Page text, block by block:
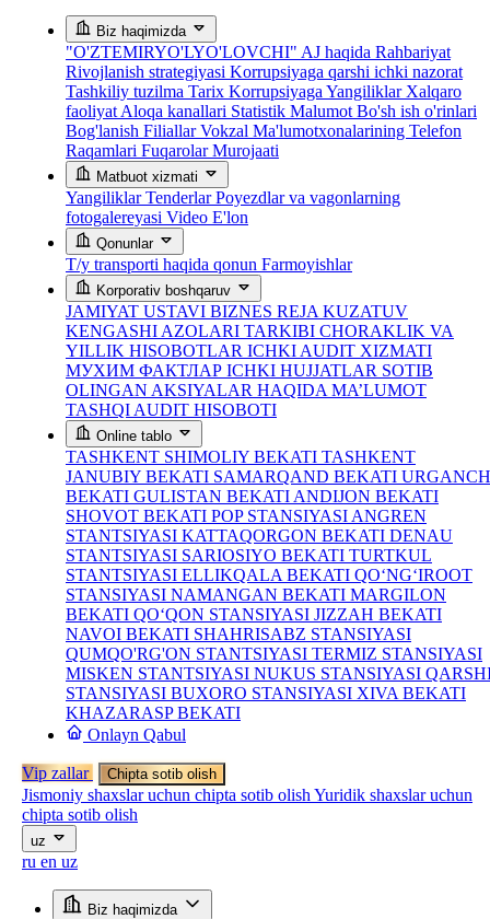
Biz haqimizda
"O'ZTEMIRYO'LYO'LOVCHI" AJ haqida Rahbariyat
Rivojlanish strategiyasi Korrupsiyaga qarshi ichki nazorat
Tashkiliy tuzilma Tarix Korrupsiyaga Yangiliklar Xalqaro
faoliyat Aloqa kanallari Statistik Malumot Bo'sh ish o'rinlari
Bog'lanish FiliallarVokzal Ma'lumotxonalarining Telefon
Raqamlari Fuqarolar Murojaati
Matbuot xizmati
YangiliklarTenderlarPoyezdlar va vagonlarning
fotogalereyasi Video E'lon
Qonunlar
T/y transporti haqida qonun Farmoyishlar
Korporativ boshqaruv
JAMIYAT USTAVI BIZNES REJA KUZATUV
KENGASHI AZOLARI TARKIBI CHORAKLIK VA
YILLIK HISOBOTLAR ICHKI AUDIT XIZMATI
МУХИМ ФАКТЛАР ICHKI HUJJATLAR SOTIB
OLINGAN AKSIYALAR HAQIDA MA’LUMOT
TASHQI AUDIT HISOBOTI
Online tablo
TASHKENT SHIMOLIY BEKATI TASHKENT
JANUBIY BEKATI SAMARQAND BEKATI URGANCH
BEKATI GULISTAN BEKATI ANDIJON BEKATI
SHOVOT BEKATI POP STANSIYASI ANGREN
STANTSIYASI KATTAQORGON BEKATI DENAU
STANTSIYASI SARIOSIYO BEKATI TURTKUL
STANTSIYASI ELLIKQALA BEKATI QO‘NG‘IROOT
STANSIYASI NAMANGAN BEKATI MARGILON
BEKATI QO‘QON STANSIYASI JIZZAH BEKATI
NAVOI BEKATI SHAHRISABZ STANSIYASI
QUMQO'RG'ON STANTSIYASI TERMIZ STANSIYASI
MISKEN STANTSIYASI NUKUS STANSIYASI
STANSIYASI BUXORO STANSIYASI XIVA BEKATI
KHAZARASP BEKATI
Onlayn Qabul
Vip zallar Chipta sotib olish
Jismoniy shaxslar uchun chipta sotib olish Yuridik shaxslar uchun
chipta sotib olish
uz
ru en uz
Biz haqimizda